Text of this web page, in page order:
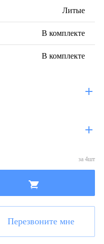
Литые
В комплекте
В комплекте
за 4шт
Перезвоните мне